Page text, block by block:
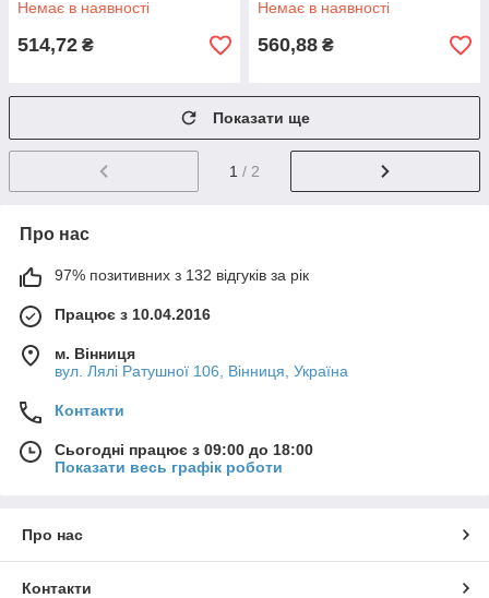
Немає в наявності
514,72 ₴
Немає в наявності
560,88 ₴
Показати ще
1 / 2
Про нас
97% позитивних з 132 відгуків за рік
Працює з 10.04.2016
м. Вінниця
вул. Лялі Ратушної 106, Вінниця, Україна
Контакти
Сьогодні працює з 09:00 до 18:00
Показати весь графік роботи
Про нас
Контакти